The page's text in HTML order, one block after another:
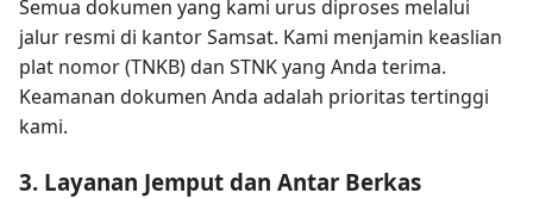
Semua dokumen yang kami urus diproses melalui
jalur resmi di kantor Samsat. Kami menjamin keaslian
plat nomor (TNKB) dan STNK yang Anda terima.
Keamanan dokumen Anda adalah prioritas tertinggi
kami.
3. Layanan Jemput dan Antar Berkas